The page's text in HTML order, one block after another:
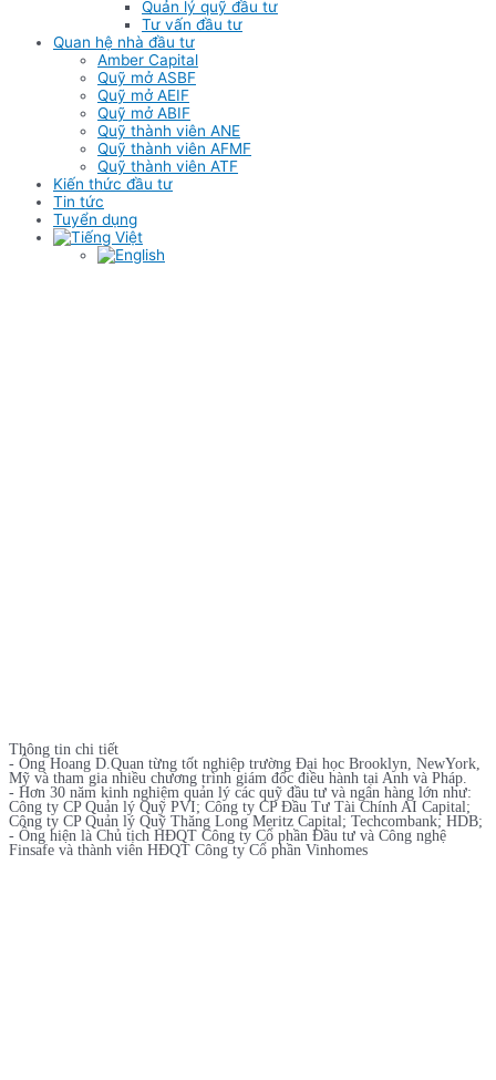
Quản lý quỹ đầu tư
Tư vấn đầu tư
Quan hệ nhà đầu tư
Amber Capital
Quỹ mở ASBF
Quỹ mở AEIF
Quỹ mở ABIF
Quỹ thành viên ANE
Quỹ thành viên AFMF
Quỹ thành viên ATF
Kiến thức đầu tư
Tin tức
Tuyển dụng
Thông tin chi tiết
- Ông Hoang D.Quan từng tốt nghiệp trường Đại học Brooklyn, NewYork,
Mỹ và tham gia nhiều chương trình giám đốc điều hành tại Anh và Pháp.
- Hơn 30 năm kinh nghiệm quản lý các quỹ đầu tư và ngân hàng lớn như:
Công ty CP Quản lý Quỹ PVI; Công ty CP Đầu Tư Tài Chính AI Capital;
Công ty CP Quản lý Quỹ Thăng Long Meritz Capital; Techcombank; HDB;
- Ông hiện là Chủ tịch HĐQT Công ty Cổ phần Đầu tư và Công nghệ
Finsafe và thành viên HĐQT Công ty Cổ phần Vinhomes